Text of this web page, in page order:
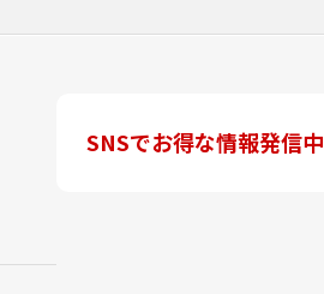
SNSでお得な情報発信中